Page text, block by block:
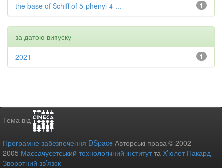
1
the base of Schiff of 5-phenyl-4-...
за датою випуску
1
2021
Тема від
Програмне забезпечення DSpace Авторські права © 2002-
2005 Массачусетський технологічний інститутта Х’юлет Пакард -
Зворотний зв’язок